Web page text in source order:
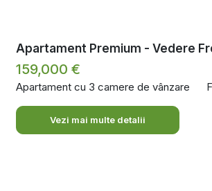
Apartament Premium - Vedere
159,000 €
Apartament cu 3 camere de vânzare
Vezi mai multe detalii